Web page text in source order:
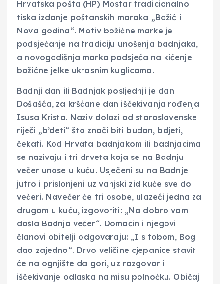
Hrvatska pošta (HP) Mostar tradicionalno
tiska izdanje poštanskih maraka „Božić i
Nova godina“. Motiv božićne marke je
podsjećanje na tradiciju unošenja badnjaka,
a novogodišnja marka podsjeća na kićenje
božićne jelke ukrasnim kuglicama.
Badnji dan ili Badnjak posljednji je dan
Došašća, za kršćane dan iščekivanja rođenja
Isusa Krista. Naziv dolazi od staroslavenske
riječi „b’deti“ što znači biti budan, bdjeti,
čekati. Kod Hrvata badnjakom ili badnjacima
se nazivaju i tri drveta koja se na Badnju
večer unose u kuću. Usječeni su na Badnje
jutro i prislonjeni uz vanjski zid kuće sve do
večeri. Navečer će tri osobe, ulazeći jedna za
drugom u kuću, izgovoriti: „Na dobro vam
došla Badnja večer“. Domaćin i njegovi
članovi obitelji odgovaraju: „I s tobom, Bog
dao zajedno“. Drvo veličine cjepanice stavit
će na ognjište da gori, uz razgovor i
iščekivanje odlaska na misu polnoćku. Običaj